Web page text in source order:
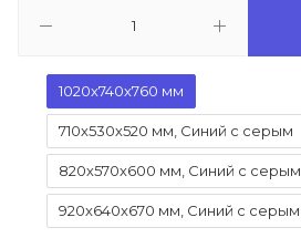
1020х740х760 мм
710х530х520 мм, Синий с серым
820х570х600 мм, Синий с серым
920х640х670 мм, Синий с серым